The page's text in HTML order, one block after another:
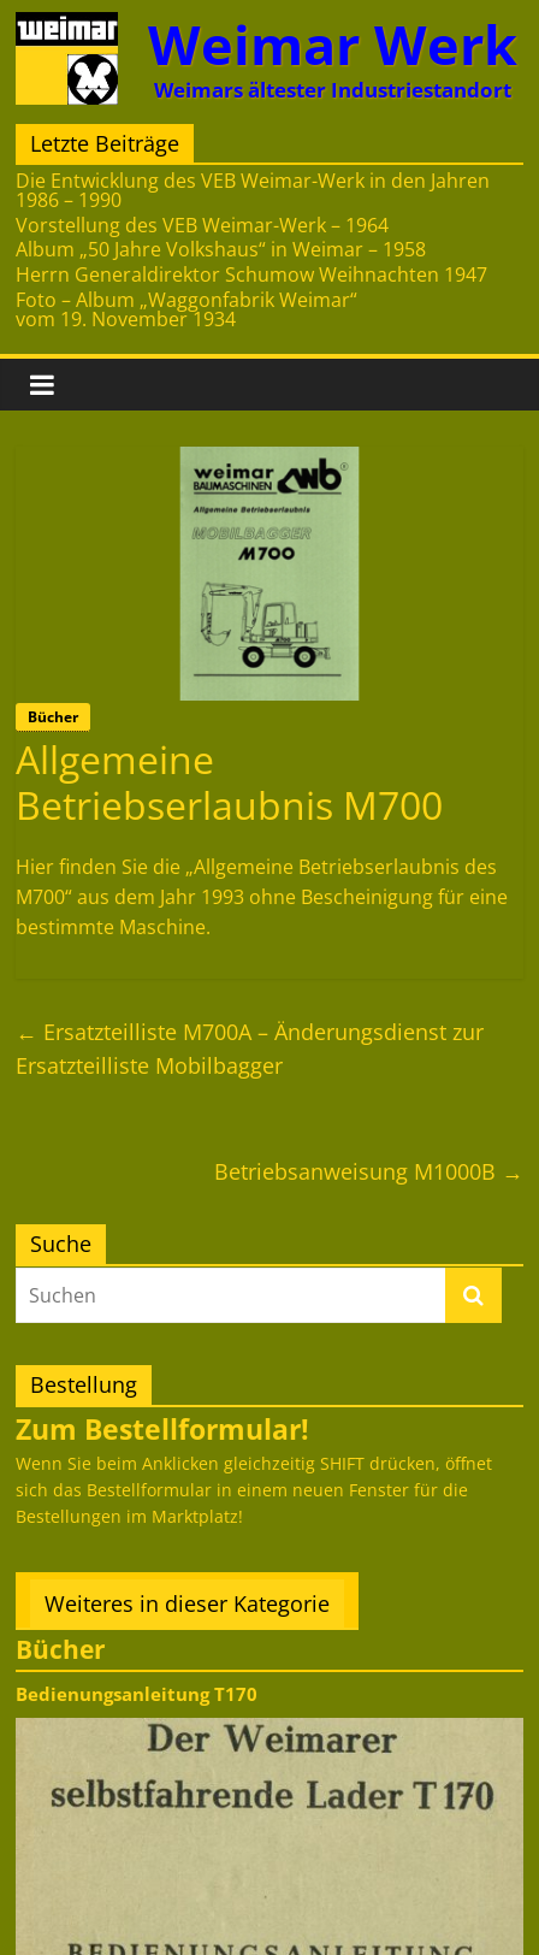
Zum
Inhalt
springen
Weimar Werk
Weimars ältester Industriestandort
Letzte Beiträge
Die Entwicklung des VEB Weimar-Werk in den Jahren
1986 – 1990
Vorstellung des VEB Weimar-Werk – 1964
Album „50 Jahre Volkshaus“ in Weimar – 1958
Herrn Generaldirektor Schumow Weihnachten 1947
Foto – Album „Waggonfabrik Weimar“
vom 19. November 1934
Bücher
Allgemeine
Betriebserlaubnis M700
Hier finden Sie die „Allgemeine Betriebserlaubnis des
M700“ aus dem Jahr 1993 ohne Bescheinigung für eine
bestimmte Maschine.
← Ersatzteilliste M700A – Änderungsdienst zur
Ersatzteilliste Mobilbagger
Betriebsanweisung M1000B →
Suche
Bestellung
Zum Bestellformular!
Wenn Sie beim Anklicken gleichzeitig SHIFT drücken, öffnet
sich das Bestellformular in einem neuen Fenster für die
Bestellungen im Marktplatz!
Weiteres in dieser Kategorie
Bücher
Bedienungsanleitung T170